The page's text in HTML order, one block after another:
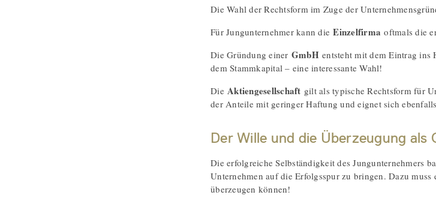
Die Wahl der Rechtsform im Zuge der
Für Jungunternehmer kann dieEinzelfirma oftmals die
Die Gründung einer GmbHentsteht mit dem Eintrag ins
dem Stammkapital – eine interessante Wahl!
Die Aktiengesellschaft gilt als typische Rechtsform für
der Anteile mit geringer Haftung und eignet sich
Der Wille und die Überzeugung als
Die erfolgreiche Selbständigkeit des Jungunternehmers
Unternehmen auf die Erfolgsspur zu bringen. Dazu
überzeugen können!